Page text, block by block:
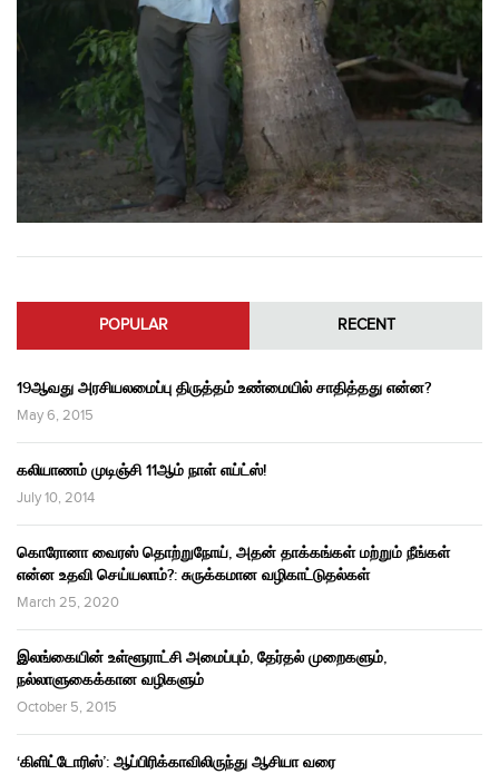
POPULAR RECENT
19ஆவது அரசியலமைப்பு திருத்தம் உண்மையில் சாதித்தது என்ன?
May 6, 2015
கலியாணம் முடிஞ்சி 11ஆம் நாள் எய்ட்ஸ்!
July 10, 2014
கொரோனா வைரஸ் தொற்றுநோய், அதன் தாக்கங்கள் மற்றும் நீங்கள்
என்ன உதவி செய்யலாம்?: சுருக்கமான வழிகாட்டுதல்கள்
March 25, 2020
இலங்கையின் உள்ளூராட்சி அமைப்பும், தேர்தல் முறைகளும்,
நல்லாளுகைக்கான வழிகளும்
October 5, 2015
‘கிளிட்டோரிஸ்’: ஆப்பிரிக்காவிலிருந்து ஆசியா வரை